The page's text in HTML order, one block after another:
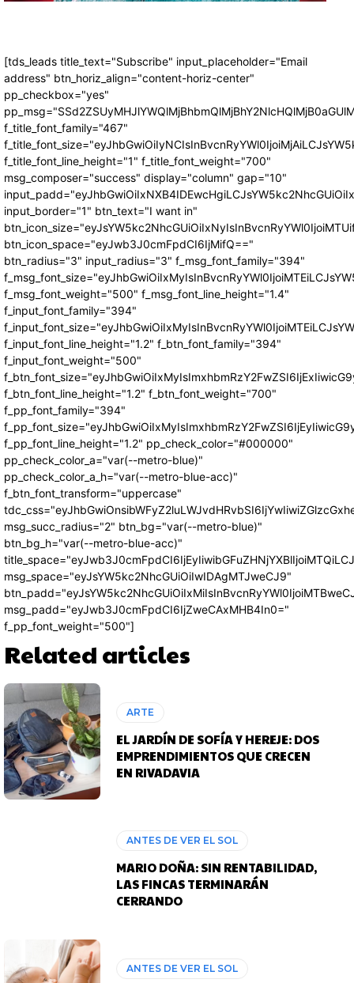
[tds_leads title_text="Subscribe" input_placeholder="Email
address" btn_horiz_align="content-horiz-center"
pp_checkbox="yes"
f_title_font_family="467"
f_title_font_line_height="1" f_title_font_weight="700"
msg_composer="success" display="column" gap="10"
input_border="1" btn_text="I want in"
btn_icon_space="eyJwb3J0cmFpdCI6IjMifQ=="
btn_radius="3" input_radius="3" f_msg_font_family="394"
f_msg_font_weight="500" f_msg_font_line_height="1.4"
f_input_font_family="394"
f_input_font_line_height="1.2" f_btn_font_family="394"
f_input_font_weight="500"
f_btn_font_line_height="1.2" f_btn_font_weight="700"
f_pp_font_family="394"
f_pp_font_line_height="1.2" pp_check_color="#000000"
pp_check_color_a="var(--metro-blue)"
pp_check_color_a_h="var(--metro-blue-acc)"
f_btn_font_transform="uppercase"
msg_succ_radius="2" btn_bg="var(--metro-blue)"
btn_bg_h="var(--metro-blue-acc)"
msg_space="eyJsYW5kc2NhcGUiOiIwIDAgMTJweCJ9"
msg_padd="eyJwb3J0cmFpdCI6IjZweCAxMHB4In0="
f_pp_font_weight="500"]
Related articles
ARTE
EL JARDÍN DE SOFÍA Y HEREJE: DOS
EMPRENDIMIENTOS QUE CRECEN
EN RIVADAVIA
ANTES DE VER EL SOL
MARIO DOÑA: SIN RENTABILIDAD,
LAS FINCAS TERMINARÁN
CERRANDO
ANTES DE VER EL SOL